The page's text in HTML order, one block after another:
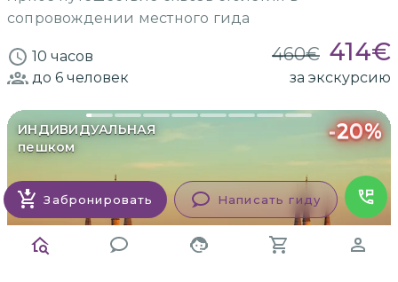
сопровождении местного гида
10 часов 460€ 414€
до 6 человек за экскурсию
ИНДИВИДУАЛЬНАЯ
пешком
-20%
Забронировать Написать гиду